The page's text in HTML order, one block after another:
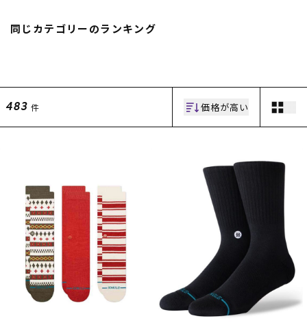
ブランド一覧
中古/アウトレット スノ
ご利用ガイド
アフターサポート
下取り保証について
よくある質問
お問い合わせ
同じカテゴリーのランキング
483 件 価格が高い